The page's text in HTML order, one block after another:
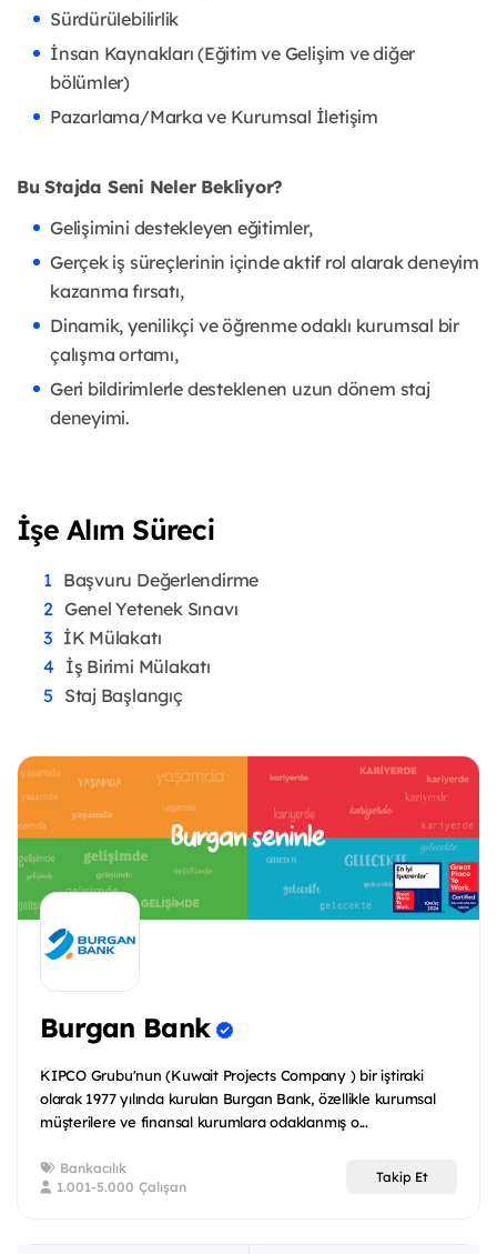
Sürdürülebilirlik
İnsan Kaynakları (Eğitim ve Gelişim ve diğer
bölümler)
Pazarlama/Marka ve Kurumsal İletişim
Bu Stajda Seni Neler Bekliyor?
Gelişimini destekleyen eğitimler,
Gerçek iş süreçlerinin içinde aktif rol alarak deneyim
kazanma fırsatı,
Dinamik, yenilikçi ve öğrenme odaklı kurumsal bir
çalışma ortamı,
Geri bildirimlerle desteklenen uzun dönem staj
deneyimi.
İşe Alım Süreci
Başvuru Değerlendirme
Genel Yetenek Sınavı
İK Mülakatı
İş Birimi Mülakatı
Staj Başlangıç
Burgan Bank
KIPCO Grubu'nun (Kuwait Projects Company ) bir iştiraki
olarak 1977 yılında kurulan Burgan Bank, özellikle kurumsal
müşterilere ve finansal kurumlara odaklanmış o...
Bankacılık
1.001-5.000 Çalışan
Takip Et